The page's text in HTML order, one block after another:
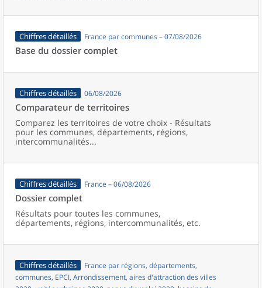
Chiffres détaillés France par communes – 07/08/2026
Base du dossier complet
Chiffres détaillés 06/08/2026
Comparateur de territoires
Comparez les territoires de votre choix - Résultats
pour les communes, départements, régions,
intercommunalités...
Chiffres détaillés France – 06/08/2026
Dossier complet
Résultats pour toutes les communes,
départements, régions, intercommunalités, etc.
Chiffres détaillés
France par régions, départements,
communes, EPCI, Arrondissement, aires d'attraction des villes